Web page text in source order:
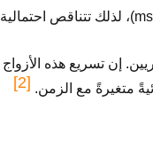
إن تسريع هذه الأزواج
متغيرةً مع الزمن. [2]